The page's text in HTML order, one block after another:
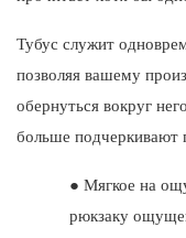
Тубус служит
позволяя вашему
обернуться вокруг
больше подчеркивают
● Мягкое на
рюкзаку